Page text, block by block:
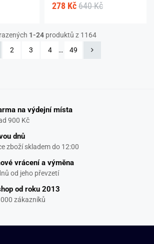
278 Kč 640 Kč
1-24produktů z 1164
2 3 4 … 49
na výdejní místa
900 Kč
dnů
zboží skladem do 12:00
vrácení a výměna
od jeho převzetí
od roku 2013
zákazníků